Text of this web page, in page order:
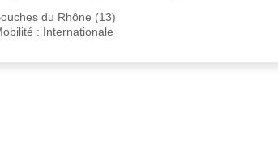
du Rhône (13)
: Internationale